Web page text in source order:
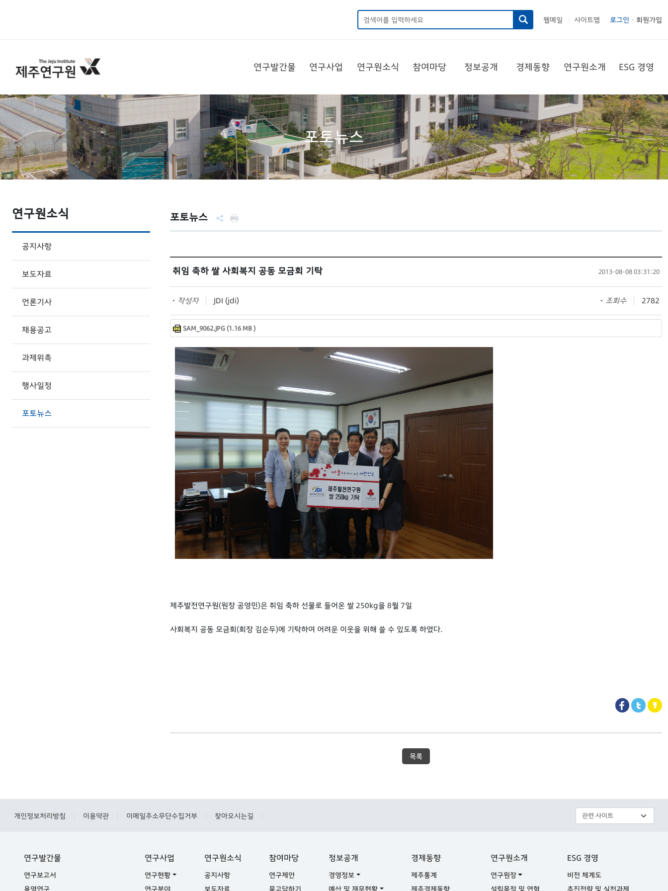
웹메일 사이트맵 로그인 회원가입
연구발간물 연구사업 연구원소식 참여마당 정보공개 경제동향 연구원소개 ESG 경영
포토뉴스
연구원소식
공지사항
보도자료
언론기사
채용공고
과제위촉
행사일정
포토뉴스
포토뉴스
취임 축하 쌀 사회복지 공동 모금회 기탁 2013-08-08 03:31:20
작성자 JDI (jdi) 조회수 2782
SAM_9062.JPG (1.16 MB )
제주발전연구원(원장 공영민)은 취임 축하 선물로 들어온 쌀 250kg을 8월 7일
사회복지 공동 모금회(회장 김순두)에 기탁하여 어려운 이웃을 위해 쓸 수 있도록 하였다.
목록
개인정보처리방침 이용약관 이메일주소무단수집거부 찾아오시는길
연구발간물
연구보고서
연구사업
연구현황
연구원소식
공지사항
참여마당
연구제안
정보공개
경영정보
경제동향
제주통계
연구원소개
연구원장
ESG 경영
비전 체계도